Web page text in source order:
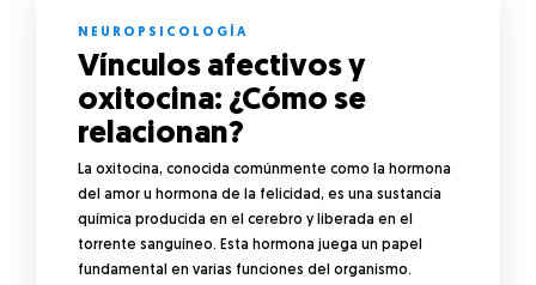
NEUROPSICOLOGÍA
Vínculos afectivos y
oxitocina: ¿Cómo se
relacionan?
La oxitocina, conocida comúnmente como la hormona
del amor u hormona de la felicidad, es una sustancia
química producida en el cerebro y liberada en el
torrente sanguíneo. Esta hormona juega un papel
fundamental en varias funciones del organismo.